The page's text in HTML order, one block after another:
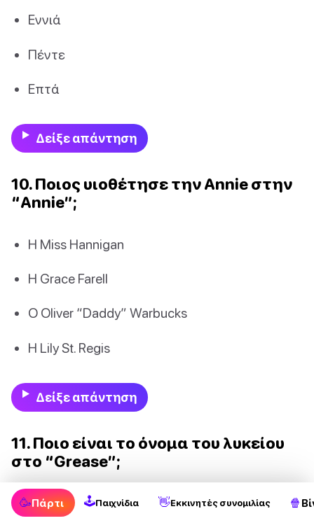
Εννιά
Πέντε
Επτά
Δείξε απάντηση
10. Ποιος υιοθέτησε την Annie στην
“Annie”;
Η Miss Hannigan
Η Grace Farell
Ο Oliver “Daddy” Warbucks
Η Lily St. Regis
Δείξε απάντηση
11. Ποιο είναι το όνομα του λυκείου
στο “Grease”;
Rydell High
🥳Πάρτι 🕹Παιχνίδια 👋Εκκινητές συνομιλίας 🍿